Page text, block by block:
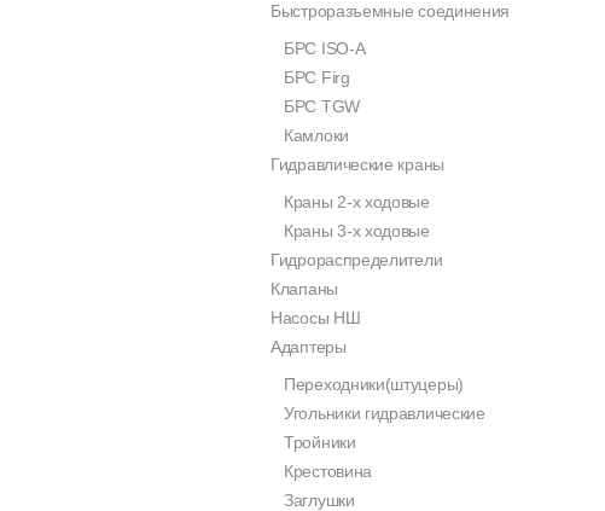
Быстроразъемные соединения
БРС ISO-A
БРС Firg
БРС TGW
Камлоки
Гидравлические краны
Краны 2-х ходовые
Краны 3-х ходовые
Гидрораспределители
Клапаны
Насосы НШ
Адаптеры
Переходники(штуцеры)
Угольники гидравлические
Тройники
Крестовина
Заглушки